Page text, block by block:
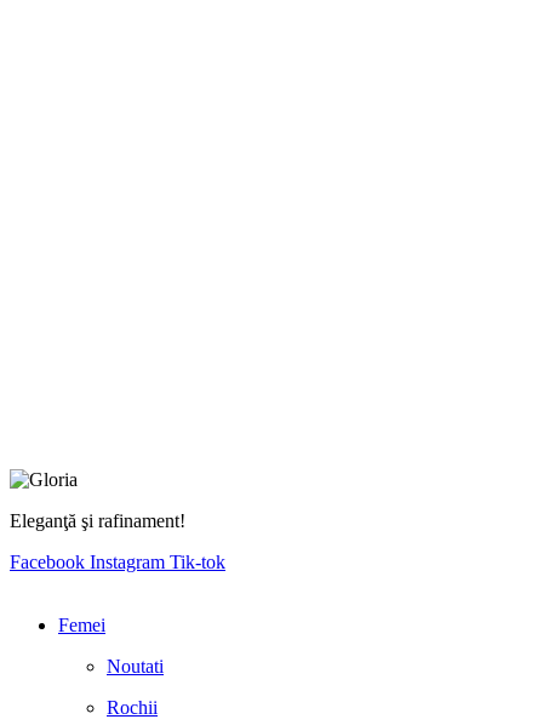
Eleganţă şi rafinament!
Facebook Instagram Tik-tok
Femei
Noutati
Rochii